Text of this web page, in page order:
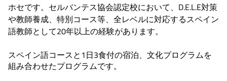
ホセです。セルバンテス協会認定校において、D.E.L.E対策
や教師養成、特別コース等、全レベルに対応するスペイン
語教師として20年以上の経験があります。
スペイン語コースと1日3食付の宿泊、文化プログラムを
組み合わせたプログラムです。